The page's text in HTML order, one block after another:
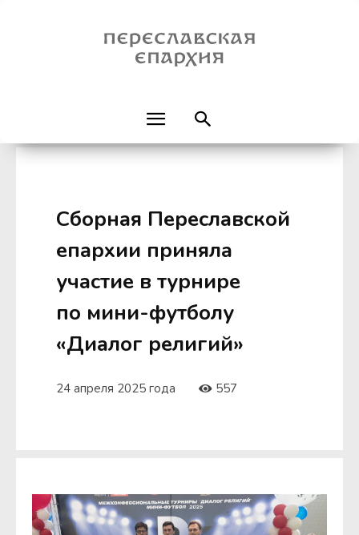
Сборная Переславской
епархии приняла
участие в турнире
по мини-футболу
«Диалог религий»
24 апреля 2025 года 557